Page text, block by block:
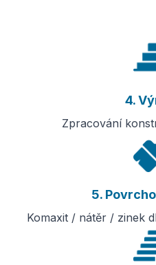
4.
Zpracování
5.
Komaxit / nátěr / zinek